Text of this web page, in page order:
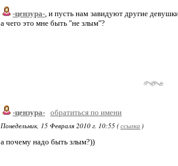
-цензура-, и пусть нам завидуют другие
а чего это мне быть "не злым"?
-цензура- обратиться по имени
Понедельник, 15 Февраля 2010 г. 10:55 (ссылка )
а почему надо быть злым?))